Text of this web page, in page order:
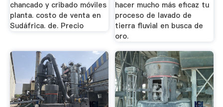
chancado y cribado móviles
planta. costo de venta en
Sudáfrica. de. Precio
hacer mucho más eficaz tu
proceso de lavado de
tierra fluvial en busca de
oro.